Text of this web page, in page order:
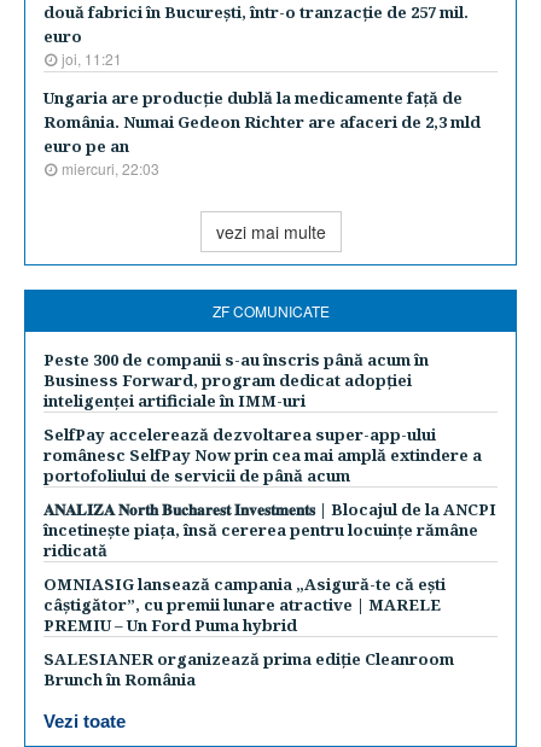
două fabrici în Bucureşti, într-o tranzacţie de 257 mil.
euro
joi, 11:21
Ungaria are producţie dublă la medicamente faţă de
România. Numai Gedeon Richter are afaceri de 2,3 mld
euro pe an
miercuri, 22:03
vezi mai multe
ZF COMUNICATE
Peste 300 de companii s-au înscris până acum în
Business Forward, program dedicat adopției
inteligenței artificiale în IMM-uri
SelfPay accelerează dezvoltarea super-app-ului
românesc SelfPay Now prin cea mai amplă extindere a
portofoliului de servicii de până acum
𝐀𝐍𝐀𝐋𝐈𝐙𝐀 𝐍𝐨𝐫𝐭𝐡 𝐁𝐮𝐜𝐡𝐚𝐫𝐞𝐬𝐭 𝐈𝐧𝐯𝐞𝐬𝐭𝐦𝐞𝐧𝐭𝐬 | Blocajul de la ANCPI
încetinește piața, însă cererea pentru locuințe rămâne
ridicată
OMNIASIG lansează campania „Asigură-te că ești
câștigător”, cu premii lunare atractive | MARELE
PREMIU – Un Ford Puma hybrid
SALESIANER organizează prima ediție Cleanroom
Brunch în România
Vezi toate